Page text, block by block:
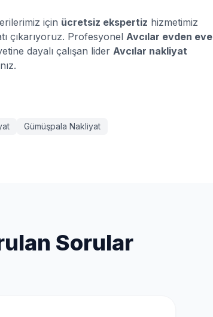
için ücretsiz ekspertiz hizmetimiz
çıkarıyoruz. Profesyonel Avcılar evden eve
dayalı çalışan lider Avcılar nakliyat
Gümüşpala Nakliyat
Sorular